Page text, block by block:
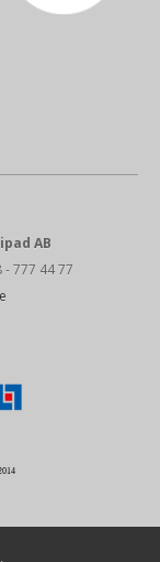
AB
- 777 44 77